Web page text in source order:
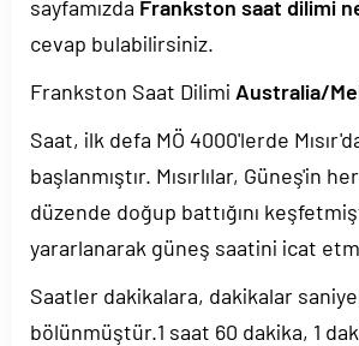
sayfamızda Frankston saat dilimi
cevap bulabilirsiniz.
Frankston Saat Dilimi Australia/
Saat, ilk defa MÖ 4000'lerde
başlanmıştır. Mısırlılar, Güneş'in
düzende doğup battığını
yararlanarak güneş saatini icat
Saatler dakikalara, dakikalar
bölünmüştür.1 saat 60 dakika, 1